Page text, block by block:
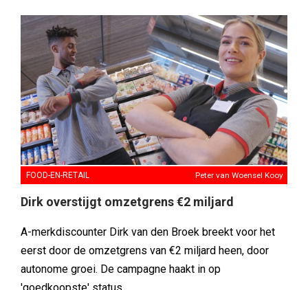
FOOD-EN-RETAIL Peter van Woensel Kooy
Dirk overstijgt omzetgrens €2 miljard
A-merkdiscounter Dirk van den Broek breekt voor het
eerst door de omzetgrens van €2 miljard heen, door
autonome groei. De campagne haakt in op